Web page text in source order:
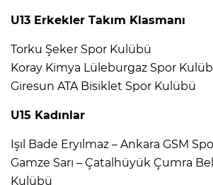
U13 Erkekler Takım Klasmanı
Torku Şeker Spor Kulübü
Koray Kimya Lüleburgaz Spor
Giresun ATA Bisiklet Spor Kulübü
U15 Kadınlar
Işıl Bade Eryılmaz – Ankara GSM
Gamze Sarı – Çatalhüyük Çumra
Kulübü